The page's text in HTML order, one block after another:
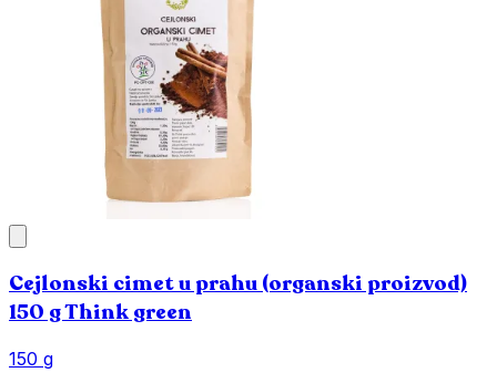
Cejlonski cimet u prahu (organski proizvod)
150 g Think green
150 g